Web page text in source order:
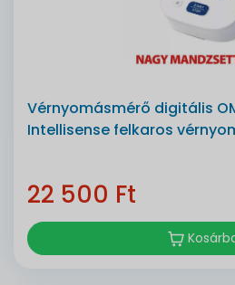
Vérnyomásmérő digitális
Intellisense felkaros
22 500 Ft